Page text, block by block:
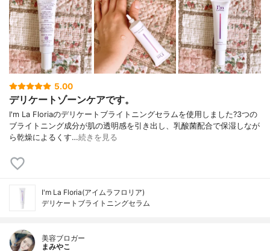
5.00
デリケートゾーンケアです。
I'm La Floriaのデリケートブライトニングセラムを使用しました?3つの
ブライトニング成分が肌の透明感を引き出し、乳酸菌配合で保湿しなが
ら乾燥によるくす…続きを見る
I'm La Floria(アイムラフロリア)
デリケートブライトニングセラム
美容ブロガー
まみやこ